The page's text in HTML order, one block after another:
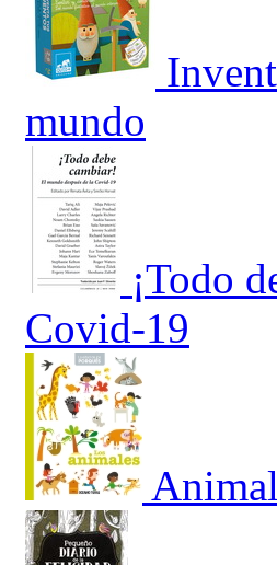
mundo
¡Todo
Covid-19